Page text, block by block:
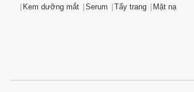
Kem dưỡng mắt
Serum Tẩy trang Mặt nạ